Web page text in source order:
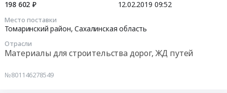
198 602 ₽ 12.02.2019 09:52
Место поставки
Томаринский район,Сахалинская область
Отрасли
Материалы для строительства дорог, ЖД путей
№801146278549